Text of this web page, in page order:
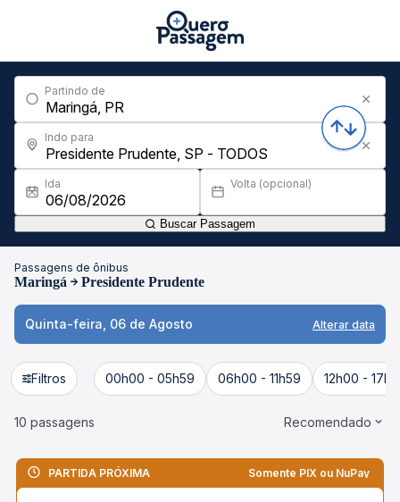
Partindo de
Indo para
Ida Volta (opcional)
Buscar Passagem
Passagens de ônibus
Maringá Presidente Prudente
Quinta-feira, 06 de Agosto Alterar data
Filtros 00h00 - 05h59 06h00 - 11h59 12h00 -
10 passagens Recomendado
PARTIDA PRÓXIMA Somente PIX ou NuPay